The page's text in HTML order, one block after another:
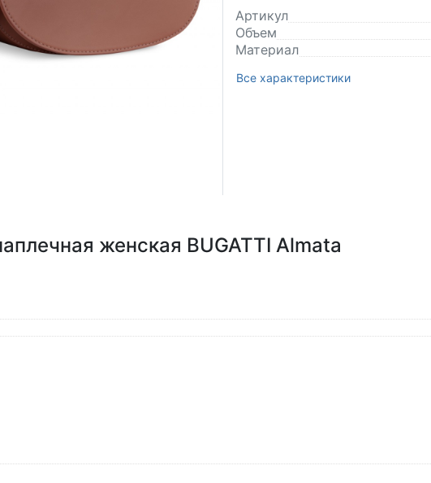
Артикул
Объем
Материал
Все характеристики
женская BUGATTI Almata